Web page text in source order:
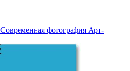
Современная фотография Арт-